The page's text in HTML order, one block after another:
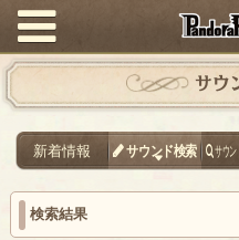
サウ
新着情報 サウンド検索 サウ
検索結果